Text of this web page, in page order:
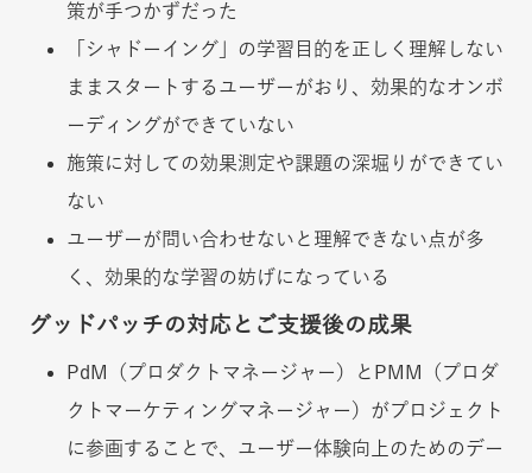
策が手つかずだった
「シャドーイング」の学習目的を正しく理解しない
ままスタートするユーザーがおり、効果的なオンボ
ーディングができていない
施策に対しての効果測定や課題の深堀りができてい
ない
ユーザーが問い合わせないと理解できない点が多
く、効果的な学習の妨げになっている
グッドパッチの対応とご支援後の成果
PdM（プロダクトマネージャー）とPMM（プロダ
クトマーケティングマネージャー）がプロジェクト
に参画することで、ユーザー体験向上のためのデー